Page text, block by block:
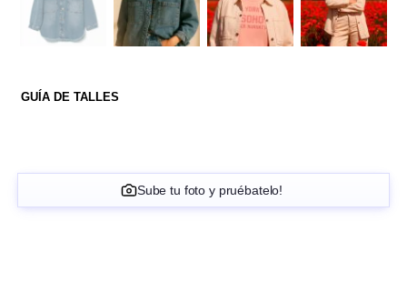
GUÍA DE TALLES
Sube tu foto y pruébatelo!